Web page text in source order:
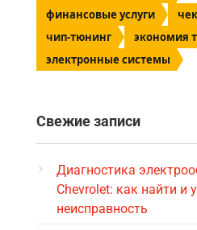
финансовые услуги
чип-тюнинг
экономия
электронные системы
Свежие записи
Диагностика
Chevrolet: как найти и
неисправность